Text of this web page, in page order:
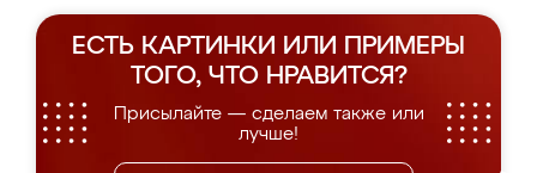
ЕСТЬ КАРТИНКИ ИЛИ ПРИМЕРЫ
ТОГО, ЧТО НРАВИТСЯ?
Присылайте — сделаем также или
лучше!